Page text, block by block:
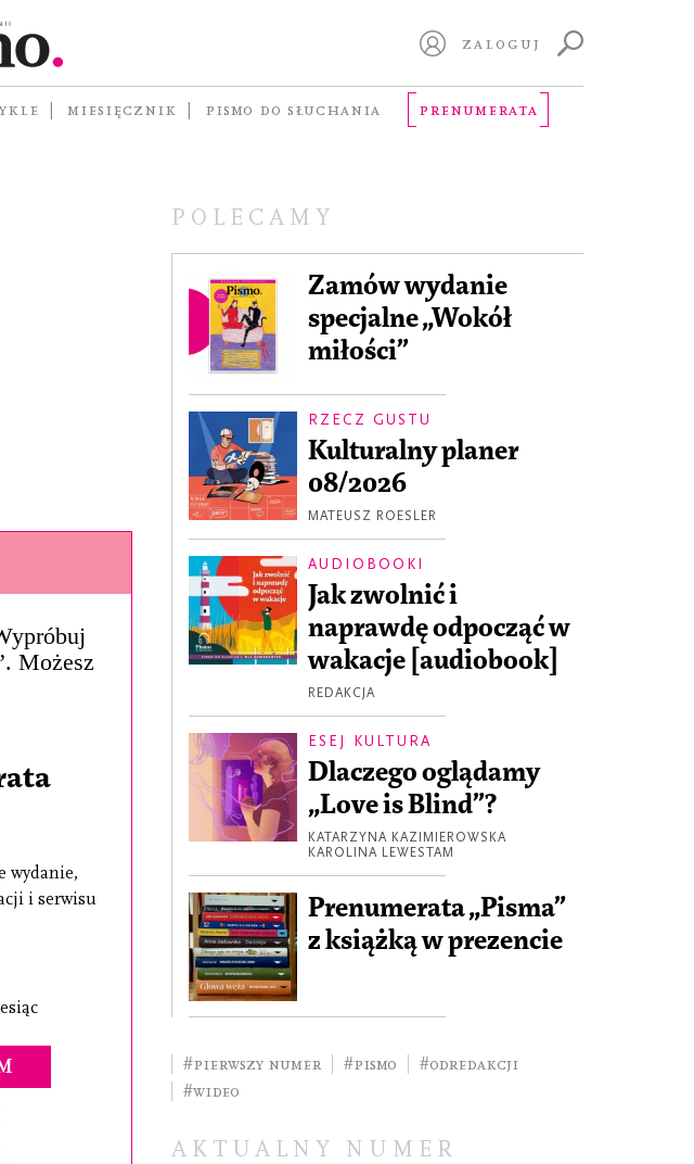
ZALOGUJ
MIESIĘCZNIK PISMO DO SŁUCHANIA PRENUMERATA
Możesz
wydanie,
i serwisu
POLECAMY
Zamów wydanie
specjalne „Wokół
miłości”
RZECZ GUSTU
Kulturalny planer
08/2026
MATEUSZ ROESLER
AUDIOBOOKI
Jak zwolnić i
naprawdę odpocząć w
wakacje [audiobook]
REDAKCJA
ESEJ KULTURA
Dlaczego oglądamy
„Love is Blind”?
KATARZYNA KAZIMIEROWSKA
KAROLINA LEWESTAM
Prenumerata „Pisma”
z książką w prezencie
#pierwszy numer #Pismo
#odredakcji
#wideo
AKTUALNY NUMER